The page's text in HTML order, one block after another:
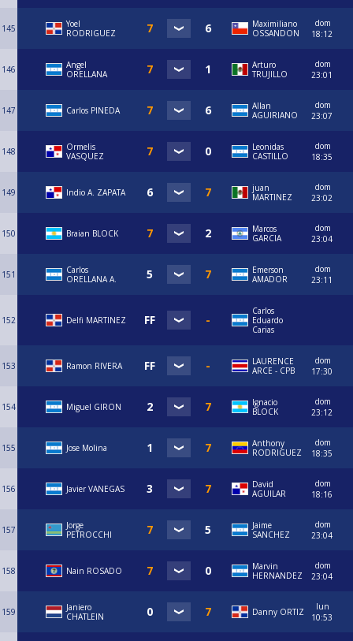
145
Yoel
RODRIGUEZ
Maximiliano
OSSANDON
dom
18:12
146
Angel
ORELLANA
Arturo
TRUJILLO
dom
23:01
147 Carlos PINEDA
Allan
AGUIRIANO
dom
23:07
148
Ormelis
VASQUEZ
Leonidas
CASTILLO
dom
18:35
149 Indio A. ZAPATA
juan
MARTINEZ
dom
23:02
150 Braian BLOCK
Marcos
GARCIA
dom
23:04
151
Carlos
ORELLANA A.
Emerson
AMADOR
dom
23:11
152 Delfi MARTINEZ
Carlos
Eduardo
Carias
153 Ramon RIVERA
LAURENCE
ARCE - CPB
dom
17:30
154 Miguel GIRON
Ignacio
BLOCK
dom
23:12
155 Jose Molina
Anthony
RODRIGUEZ
dom
18:35
156 Javier VANEGAS
David
AGUILAR
dom
18:16
157
Jorge
PETROCCHI
Jaime
SANCHEZ
dom
23:04
158 Nain ROSADO
Marvin
HERNANDEZ
dom
23:04
159
Janiero
CHATLEIN
Danny ORTIZ
lun
10:53